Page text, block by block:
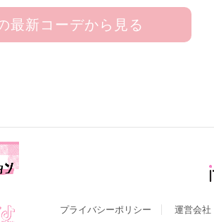
最新コーデから見る
プライバシーポリシー 運営会社